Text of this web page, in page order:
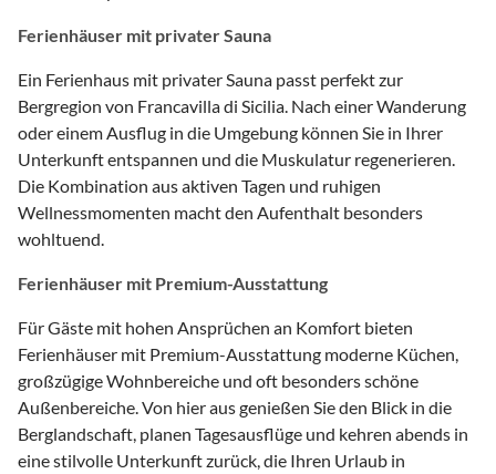
Ferienhäuser mit privater Sauna
Ein Ferienhaus mit privater Sauna passt perfekt zur
Bergregion von Francavilla di Sicilia. Nach einer Wanderung
oder einem Ausflug in die Umgebung können Sie in Ihrer
Unterkunft entspannen und die Muskulatur regenerieren.
Die Kombination aus aktiven Tagen und ruhigen
Wellnessmomenten macht den Aufenthalt besonders
wohltuend.
Ferienhäuser mit Premium-Ausstattung
Für Gäste mit hohen Ansprüchen an Komfort bieten
Ferienhäuser mit Premium-Ausstattung moderne Küchen,
großzügige Wohnbereiche und oft besonders schöne
Außenbereiche. Von hier aus genießen Sie den Blick in die
Berglandschaft, planen Tagesausflüge und kehren abends in
eine stilvolle Unterkunft zurück, die Ihren Urlaub in